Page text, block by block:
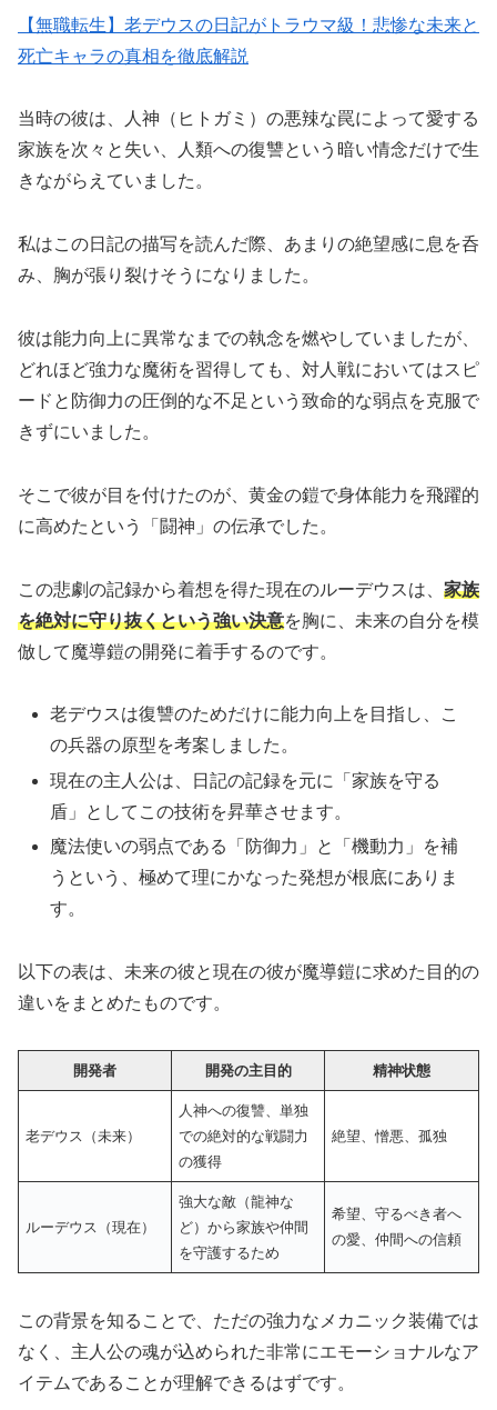
​【無職転生】老デウスの日記がトラウマ級！悲惨な未来と
死亡キャラの真相を徹底解説
当時の彼は、人神（ヒトガミ）の悪辣な罠によって愛する
家族を次々と失い、人類への復讐という暗い情念だけで生
きながらえていました。
私はこの日記の描写を読んだ際、あまりの絶望感に息を呑
み、胸が張り裂けそうになりました。
彼は能力向上に異常なまでの執念を燃やしていましたが、
どれほど強力な魔術を習得しても、対人戦においてはスピ
ードと防御力の圧倒的な不足という致命的な弱点を克服で
きずにいました。
そこで彼が目を付けたのが、黄金の鎧で身体能力を飛躍的
に高めたという「闘神」の伝承でした。
この悲劇の記録から着想を得た現在のルーデウスは、 家族
を絶対に守り抜くという強い決意を胸に、未来の自分を模
倣して魔導鎧の開発に着手するのです。
老デウスは復讐のためだけに能力向上を目指し、こ
の兵器の原型を考案しました。
現在の主人公は、日記の記録を元に「家族を守る
盾」としてこの技術を昇華させます。
魔法使いの弱点である「防御力」と「機動力」を補
うという、極めて理にかなった発想が根底にありま
す。
以下の表は、未来の彼と現在の彼が魔導鎧に求めた目的の
違いをまとめたものです。
開発者 開発の主目的 精神状態
老デウス（未来）
人神への復讐、単独
での絶対的な戦闘力
の獲得
絶望、憎悪、孤独
ルーデウス（現在）
強大な敵（龍神な
ど）から家族や仲間
を守護するため
希望、守るべき者へ
の愛、仲間への信頼
この背景を知ることで、ただの強力なメカニック装備では
なく、主人公の魂が込められた非常にエモーショナルなア
イテムであることが理解できるはずです。